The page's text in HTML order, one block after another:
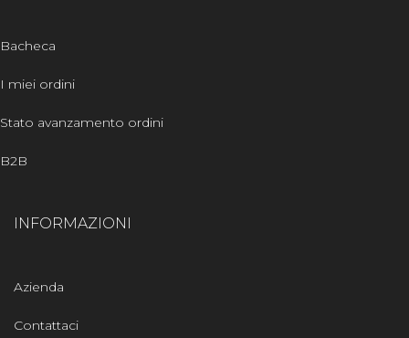
Bacheca
I miei ordini
Stato avanzamento ordini
B2B
INFORMAZIONI
Azienda
Contattaci